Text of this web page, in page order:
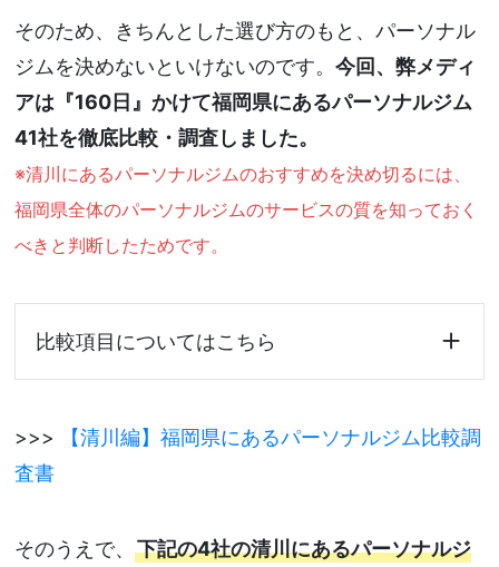
そのため、きちんとした選び方のもと、パーソナル
ジムを決めないといけないのです。 今回、弊メディ
アは『160日』かけて福岡県にあるパーソナルジム
41社を徹底比較・調査しました。
※清川にあるパーソナルジムのおすすめを決め切るには、
福岡県全体のパーソナルジムのサービスの質を知っておく
べきと判断したためです。
比較項目についてはこちら
>>>
【清川編】福岡県にあるパーソナルジム比較調
査書
そのうえで、 下記の4社の清川にあるパーソナルジ